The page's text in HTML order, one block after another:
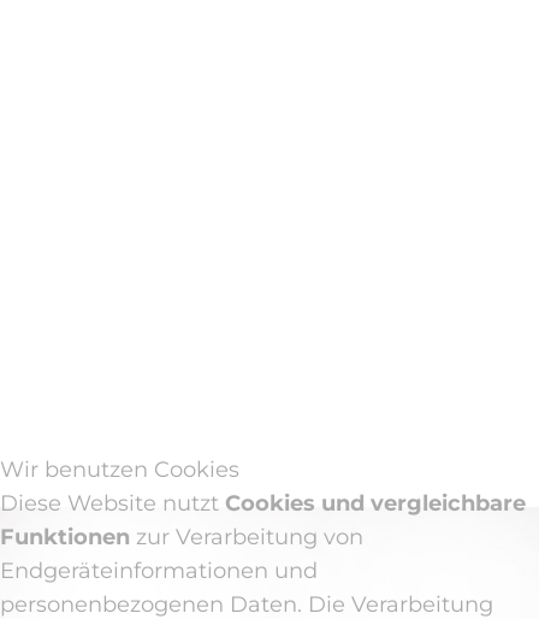
Großveranstaltungen, Live-
Events, Eventmanagment
Wir benutzen Cookies
Diese Website nutzt Cookies und vergleichbare
Funktionen zur Verarbeitung von
Endgeräteinformationen und
personenbezogenen Daten. Die Verarbeitung